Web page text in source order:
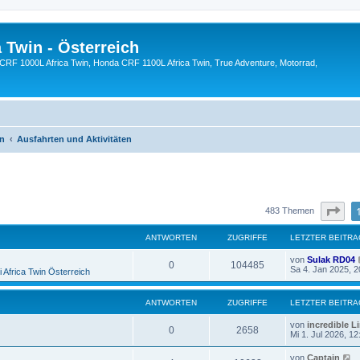
Twin - Österreich
1000L Africa Twin, Honda CRF 1100L Africa Twin, True Adventure, Motorrad,
Ausfahrten und Aktivitäten
483 Themen Seite1
ANTWORTEN ZUGRIFFE LETZTER
Africa Twin Österreich
0A
n
t
w
o
104485
u
g
i
L
e
z
e
r
B
e
i
t
von Sulak RD04
Sa 4. Jan 2025,
ANTWORTEN ZUGRIFFE LETZTER
0A
n
2658
u
L
e
von incredible
Mi 1. Jul 2026,
L
von Captain